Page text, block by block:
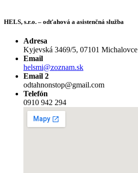
HELS, s.r.o. – odťahová a asistenčná služba
Adresa
Kyjevská 3469/5, 07101 Michalovce
Email
helsmi@zoznam.sk
Email 2
odtahnonstop@gmail.com
Telefón
0910 942 294